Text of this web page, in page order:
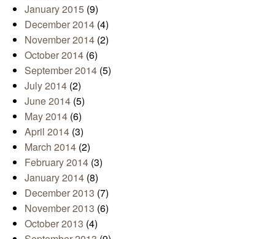
January 2015 (9)
December 2014 (4)
November 2014 (2)
October 2014 (6)
September 2014 (5)
July 2014 (2)
June 2014 (5)
May 2014 (6)
April 2014 (3)
March 2014 (2)
February 2014 (3)
January 2014 (8)
December 2013 (7)
November 2013 (6)
October 2013 (4)